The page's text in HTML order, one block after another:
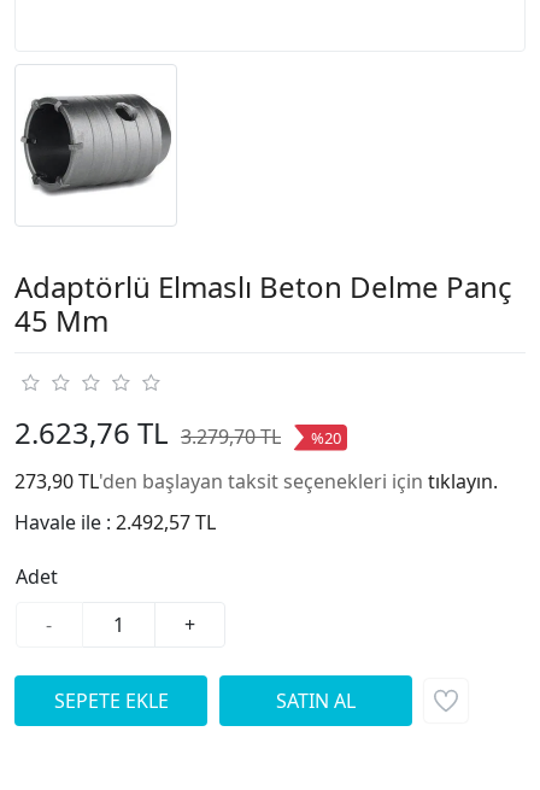
Adaptörlü Elmaslı Beton Delme Panç
45 Mm
2.623,76 TL 3.279,70 TL %20
273,90 TL'den başlayan taksit seçenekleri için tıklayın.
Havale ile : 2.492,57 TL
Adet
-
+